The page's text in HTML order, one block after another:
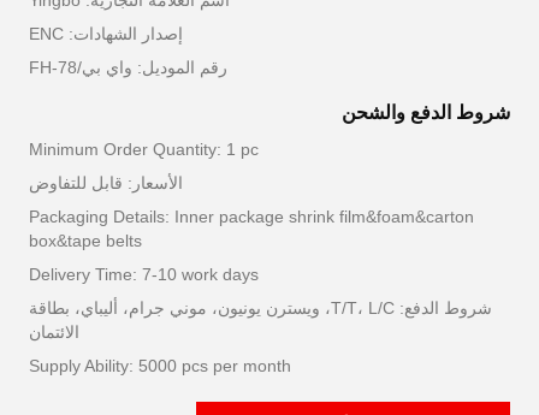
إصدار الشهادات: ENC
رقم الموديل: واي بي/FH-78
شروط الدفع والشحن
Minimum Order Quantity: 1 pc
الأسعار: قابل للتفاوض
Packaging Details: Inner package shrink film&foam&carton
box&tape belts
Delivery Time: 7-10 work days
شروط الدفع: T/T، L/C، ويسترن يونيون، موني جرام، أليباي، بطاقة
الائتمان
Supply Ability: 5000 pcs per month